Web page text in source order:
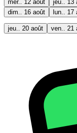
mer.. 12 août jeu.. 13
dim.. 16 août
lun.. 17
jeu.. 20 août ven.. 21